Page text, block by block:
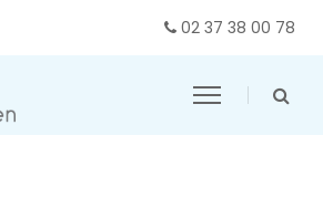
02 37 38 00 78